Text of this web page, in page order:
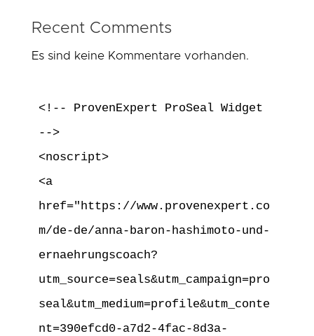
Recent Comments
Es sind keine Kommentare vorhanden.
<!-- ProvenExpert ProSeal Widget
-->
<noscript>
<a
href="https://www.provenexpert.co
m/de-de/anna-baron-hashimoto-und-
ernaehrungscoach?
utm_source=seals&utm_campaign=pro
seal&utm_medium=profile&utm_conte
nt=390efcd0-a7d2-4fac-8d3a-